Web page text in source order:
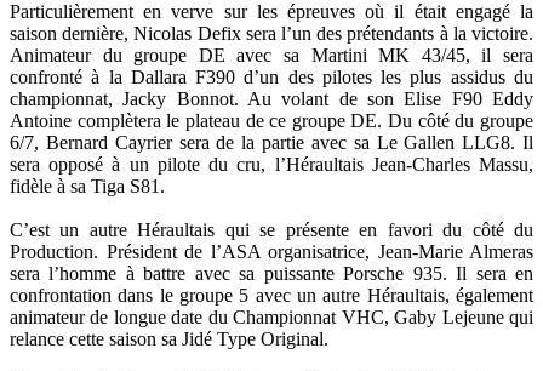
Particulièrement en verve sur les épreuves où il était engagé la
saison dernière, Nicolas Defix sera l’un des prétendants à la victoire.
Animateur du groupe DE avec sa Martini MK 43/45, il sera
confronté à la Dallara F390 d’un des pilotes les plus assidus du
championnat, Jacky Bonnot. Au volant de son Elise F90 Eddy
Antoine complètera le plateau de ce groupe DE. Du côté du groupe
6/7, Bernard Cayrier sera de la partie avec sa Le Gallen LLG8. Il
sera opposé à un pilote du cru, l’Héraultais Jean-Charles Massu,
fidèle à sa Tiga S81.
C’est un autre Héraultais qui se présente en favori du côté du
Production. Président de l’ASA organisatrice, Jean-Marie Almeras
sera l’homme à battre avec sa puissante Porsche 935. Il sera en
confrontation dans le groupe 5 avec un autre Héraultais, également
animateur de longue date du Championnat VHC, Gaby Lejeune qui
relance cette saison sa Jidé Type Original.